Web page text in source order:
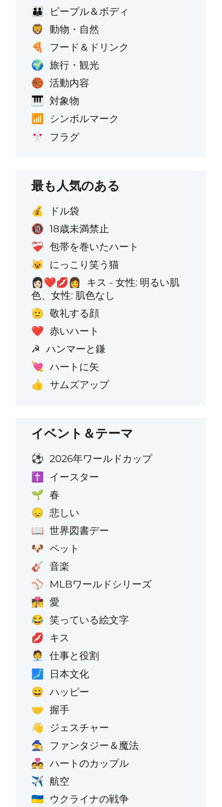
👪 ピープル＆ボディ
🦁 動物・自然
🍕 フード＆ドリンク
🌍 旅行・観光
🏀 活動内容
🎹 対象物
📶 シンボルマーク
🎌 フラグ
最も人気のある
💰 ドル袋
🔞 18歳未満禁止
❤️‍🩹 包帯を巻いたハート
😺 にっこり笑う猫
👩🏻‍❤️‍💋‍👩
キス - 女性: 明るい肌
色、女性: 肌色なし
🫡 敬礼する顔
❤️ 赤いハート
☭ ハンマーと鎌
💘 ハートに矢
👍 サムズアップ
イベント＆テーマ
⚽ 2026年ワールドカップ
✝️ イースター
🌱 春
😞 悲しい
📖 世界図書デー
🐶 ペット
🎸 音楽
⚾ MLBワールドシリーズ
👩‍❤️‍💋‍👨 愛
😂 笑っている絵文字
💋 キス
🧑‍💼 仕事と役割
🗾 日本文化
😄 ハッピー
🤝 握手
👋 ジェスチャー
🧙 ファンタジー＆魔法
💑 ハートのカップル
✈️ 航空
🇺🇦 ウクライナの戦争